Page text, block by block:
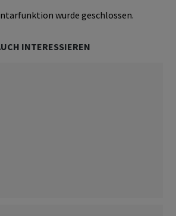
wurde geschlossen.
INTERESSIEREN